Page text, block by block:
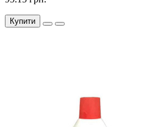
Купити